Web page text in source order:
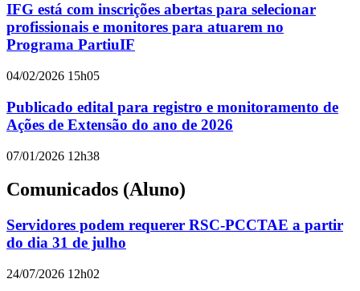
IFG está com inscrições abertas para selecionar
profissionais e monitores para atuarem no
Programa PartiuIF
04/02/2026 15h05
Publicado edital para registro e monitoramento de
Ações de Extensão do ano de 2026
07/01/2026 12h38
Comunicados (Aluno)
Servidores podem requerer RSC-PCCTAE a partir
do dia 31 de julho
24/07/2026 12h02